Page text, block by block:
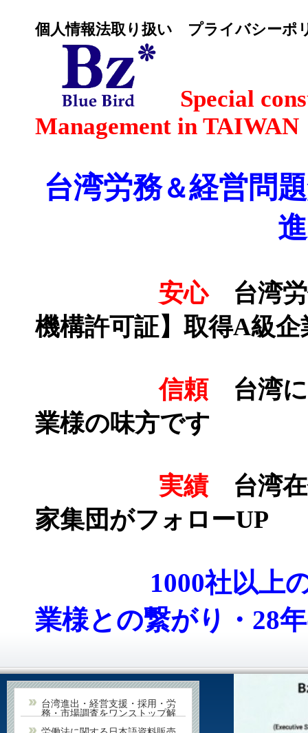
個人情報法取り扱い プライバシーポ
Special
Management in TAIWAN
台湾労務＆経営問
安心 台湾
機構許可証】 取得A級企
信頼 台湾
業様の味方です
実績 台湾
家集団がフォローUP
1000社以上
業様との繋がり・28
台湾進出・経営支援・採用・労
務・市場調査をワンストップ解